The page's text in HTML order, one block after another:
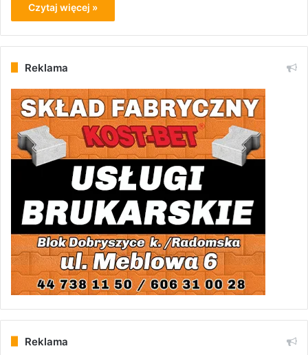
Czytaj więcej »
Reklama
Reklama